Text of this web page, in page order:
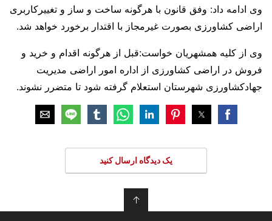
وی ادامه داد: وفق قانون با هرگونه ساخت و ساز و تغییرکاربری
اراضی کشاورزی بصورت غیرمجاز با اقتدار برخورد خواهد شد.
وی از کلیه همشهریان خواست:قبل از هرگونه اقدام و خرید و
فروش در اراضی کشاورزی از اداره امور اراضی مدیریت
جهادکشاورزی شهرستان استعلام گرفته شود تا متضرر نشوند.
یک دیدگاه ارسال کنید
↑